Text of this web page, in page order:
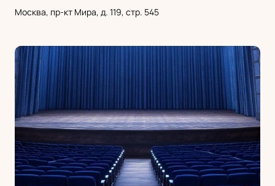
Москва, пр-кт Мира, д. 119, стр. 545